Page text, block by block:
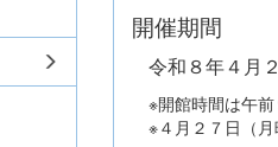
開催期間
令和８年４月
※開館時間は午前
※４月２７日（月